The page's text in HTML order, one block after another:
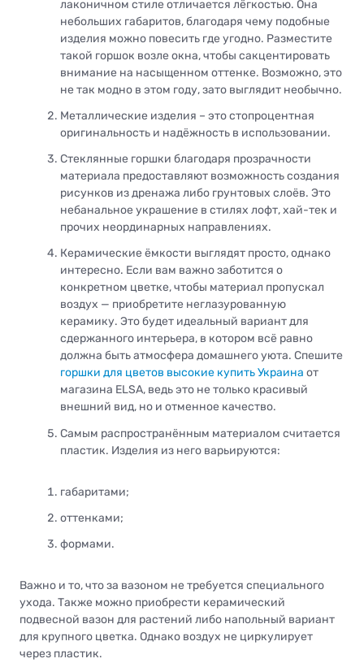
лаконичном стиле отличается лёгкостью. Она
небольших габаритов, благодаря чему подобные
изделия можно повесить где угодно. Разместите
такой горшок возле окна, чтобы сакцентировать
внимание на насыщенном оттенке. Возможно, это
не так модно в этом году, зато выглядит необычно.
Металлические изделия – это стопроцентная
оригинальность и надёжность в использовании.
Стеклянные горшки благодаря прозрачности
материала предоставляют возможность создания
рисунков из дренажа либо грунтовых слоёв. Это
небанальное украшение в стилях лофт, хай-тек и
прочих неординарных направлениях.
Керамические ёмкости выглядят просто, однако
интересно. Если вам важно заботится о
конкретном цветке, чтобы материал пропускал
воздух — приобретите неглазурованную
керамику. Это будет идеальный вариант для
сдержанного интерьера, в котором всё равно
должна быть атмосфера домашнего уюта. Спешите
горшки для цветов высокие купить Украина от
магазина ELSA, ведь это не только красивый
внешний вид, но и отменное качество.
Самым распространённым материалом считается
пластик. Изделия из него варьируются:
габаритами;
оттенками;
формами.
Важно и то, что за вазоном не требуется специального
ухода. Также можно приобрести керамический
подвесной вазон для растений либо напольный вариант
для крупного цветка. Однако воздух не циркулирует
через пластик.